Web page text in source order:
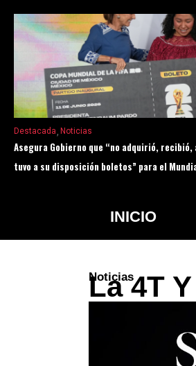
Destacada Noticias
Asegura Gobierno que “no adquirió,
tuvo a su disposición boletos” para el
INICIO
Noticias
La 4T